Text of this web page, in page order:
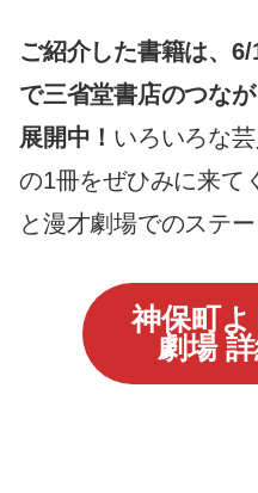
ご紹介した書籍は、
で三省堂書店のつな
展開中！ いろいろな
の1冊をぜひみに来て
と漫才劇場でのステ
神保町
劇場